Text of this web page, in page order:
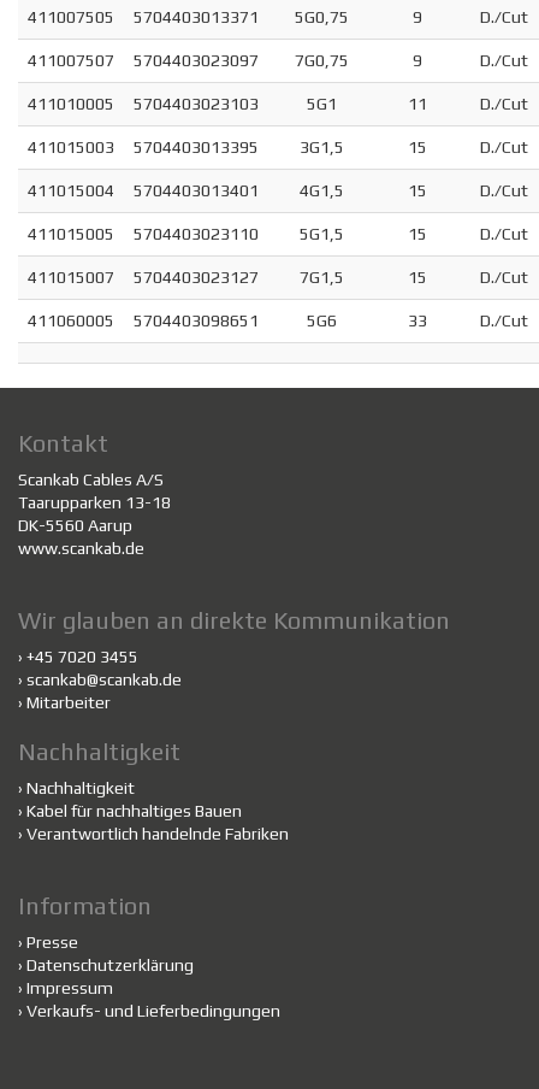
411007505 5704403013371 5G0,75 9 D./Cut
411007507 5704403023097 7G0,75 9 D./Cut
411010005 5704403023103 5G1 11 D./Cut
411015003 5704403013395 3G1,5 15 D./Cut
411015004 5704403013401 4G1,5 15 D./Cut
411015005 5704403023110 5G1,5 15 D./Cut
411015007 5704403023127 7G1,5 15 D./Cut
411060005 5704403098651 5G6 33 D./Cut
Kontakt
Scankab Cables A/S
Taarupparken 13-18
DK-5560 Aarup
www.scankab.de
Wir glauben an direkte Kommunikation
› +45 7020 3455
› scankab@scankab.de
› Mitarbeiter
Nachhaltigkeit
› Nachhaltigkeit
› Kabel für nachhaltiges Bauen
› Verantwortlich handelnde Fabriken
Information
› Presse
› Datenschutzerklärung
› Impressum
› Verkaufs- und Lieferbedingungen